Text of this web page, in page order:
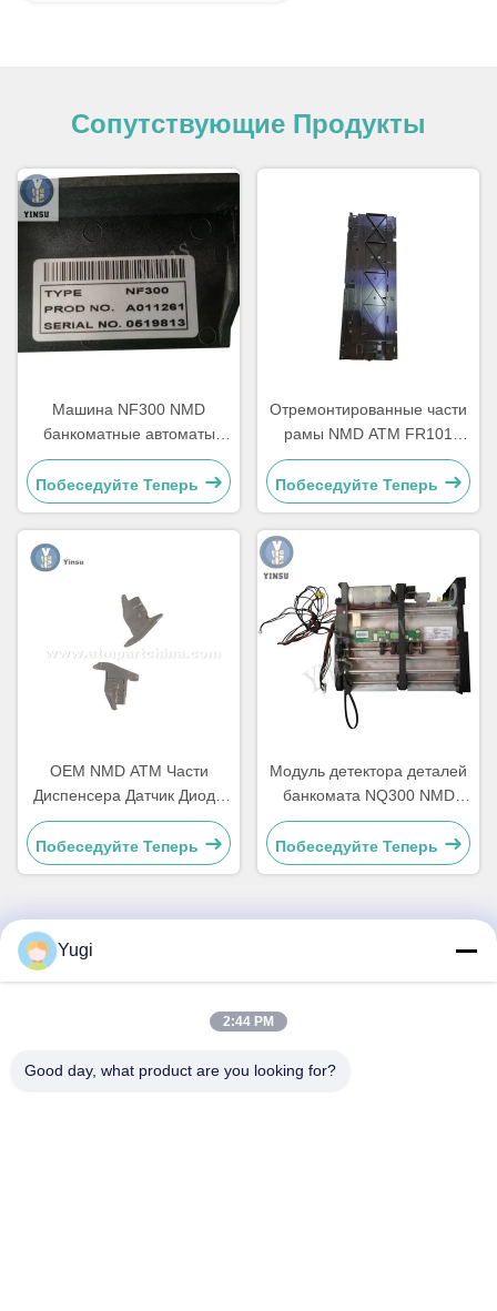
Сопутствующие Продукты
Машина NF300 NMD
банкоматные автоматы
Части Заметка питатель
A011261 Для киоска
игровой машины
Побеседуйте Теперь
Отремонтированные части
рамы NMD ATM FR101
Правая слава Delarue
Talaris A006322
Побеседуйте Теперь
OEM NMD ATM Части
Диспенсера Датчик Диода
A001486
Побеседуйте Теперь
Модуль детектора деталей
банкомата NQ300 NMD
A011263 для банковского
оборудования
Побеседуйте Теперь
Быстрый контакт
Xingye EastRoad, промышленный парк сообщества
Yugi
2:44 PM
Good day, what product are you looking for?